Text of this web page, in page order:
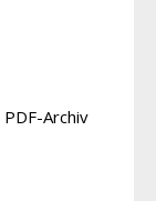
PDF-Archiv